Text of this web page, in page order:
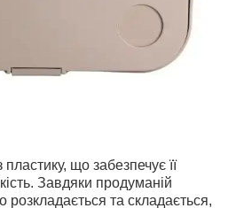
що забезпечує її
Завдяки продуманій
розкладається та складається,